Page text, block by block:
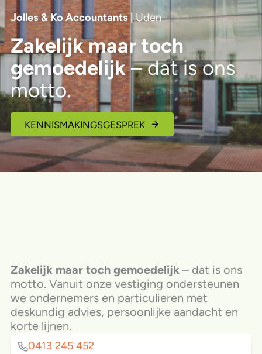
Jolles & Ko Accountants |Uden
Zakelijk maar toch
gemoedelijk– dat is ons
motto.
KENNISMAKINGSGESPREK
Zakelijk maar toch gemoedelijk – dat is ons
motto. Vanuit onze vestiging ondersteunen
we ondernemers en particulieren met
deskundig advies, persoonlijke aandacht en
korte lijnen.
0413 245 452